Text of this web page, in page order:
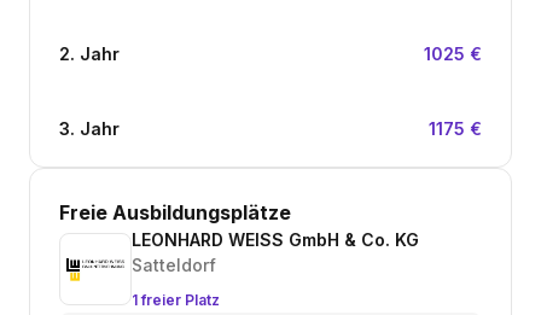
2. Jahr 1025 €
3. Jahr 1175 €
Freie Ausbildungsplätze
LEONHARD WEISS GmbH & Co. KG
Satteldorf
1 freier Platz